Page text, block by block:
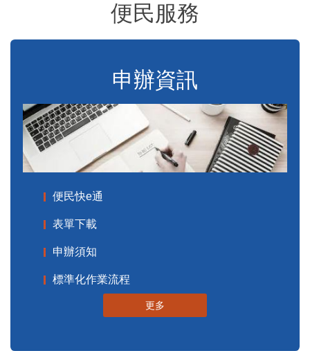
便民服務
申辦資訊
便民快e通
表單下載
申辦須知
標準化作業流程
更多